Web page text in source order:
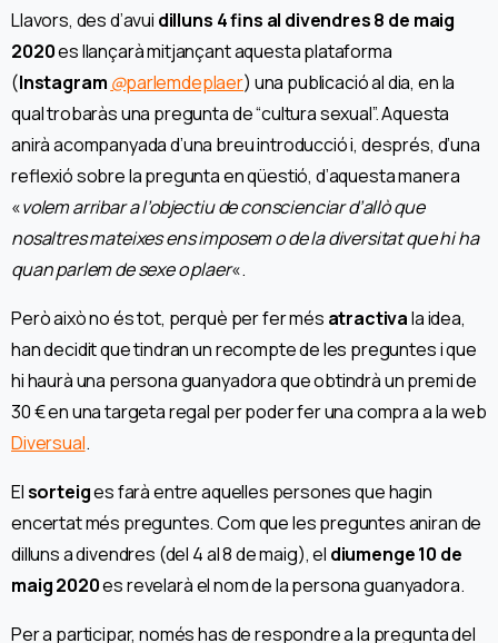
Llavors, des d’avui dilluns 4 fins al divendres 8 de maig
2020es llançarà mitjançant aquesta plataforma
(Instagram @parlemdeplaer) una publicació al dia, en la
qual trobaràs una pregunta de “cultura sexual”. Aquesta
anirà acompanyada d’una breu introducció i, després, d’una
reflexió sobre la pregunta en qüestió, d’aquesta manera
«volem arribar a l’objectiu de conscienciar d’allò que
nosaltres mateixes ens imposem o de la diversitat que hi ha
quan parlem de sexe o plaer«.
Però això no és tot, perquè per fer més atractivala idea,
han decidit que tindran un recompte de les preguntes i que
hi haurà una persona guanyadora que obtindrà un premi de
30 € en una targeta regal per poder fer una compra a la web
Diversual.
Elsorteiges farà entre aquelles persones que hagin
encertat més preguntes. Com que les preguntes aniran de
dilluns a divendres (del 4 al 8 de maig), el diumenge 10 de
maig2020es revelarà el nom de la persona guanyadora.
Per a participar, només has de respondre a la pregunta del